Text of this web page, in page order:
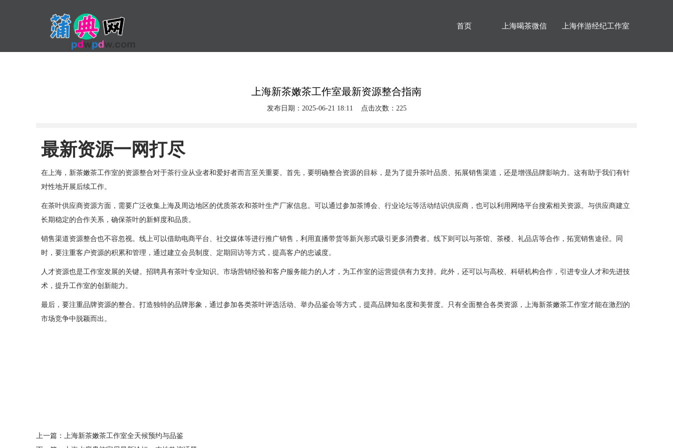
首页 上海喝茶微信 上海伴游经纪工作室
上海新茶嫩茶工作室最新资源整合指南
发布日期：2025-06-21 18:11 点击次数：225
最新资源一网打尽
在上海，新茶嫩茶工作室的资源整合对于茶行业从业者和爱好者而言至关重要。首先，要明确整合资源的目标，是为了提升茶叶品质、拓展销售渠道，还是增强品牌影响力。这有助于我们有针
对性地开展后续工作。
在茶叶供应商资源方面，需要广泛收集上海及周边地区的优质茶农和茶叶生产厂家信息。可以通过参加茶博会、行业论坛等活动结识供应商，也可以利用网络平台搜索相关资源。与供应商建立
长期稳定的合作关系，确保茶叶的新鲜度和品质。
销售渠道资源整合也不容忽视。线上可以借助电商平台、社交媒体等进行推广销售，利用直播带货等新兴形式吸引更多消费者。线下则可以与茶馆、茶楼、礼品店等合作，拓宽销售途径。同
时，要注重客户资源的积累和管理，通过建立会员制度、定期回访等方式，提高客户的忠诚度。
人才资源也是工作室发展的关键。招聘具有茶叶专业知识、市场营销经验和客户服务能力的人才，为工作室的运营提供有力支持。此外，还可以与高校、科研机构合作，引进专业人才和先进技
术，提升工作室的创新能力。
最后，要注重品牌资源的整合。打造独特的品牌形象，通过参加各类茶叶评选活动、举办品鉴会等方式，提高品牌知名度和美誉度。只有全面整合各类资源，上海新茶嫩茶工作室才能在激烈的
市场竞争中脱颖而出。
上一篇： 上海新茶嫩茶工作室全天候预约与品鉴